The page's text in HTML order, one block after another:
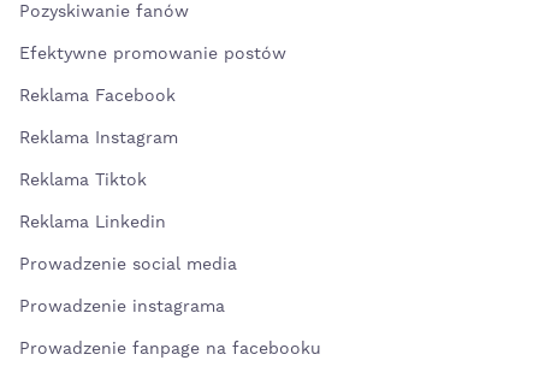
Pozyskiwanie fanów
Efektywne promowanie postów
Reklama Facebook
Reklama Instagram
Reklama Tiktok
Reklama Linkedin
Prowadzenie social media
Prowadzenie instagrama
Prowadzenie fanpage na facebooku